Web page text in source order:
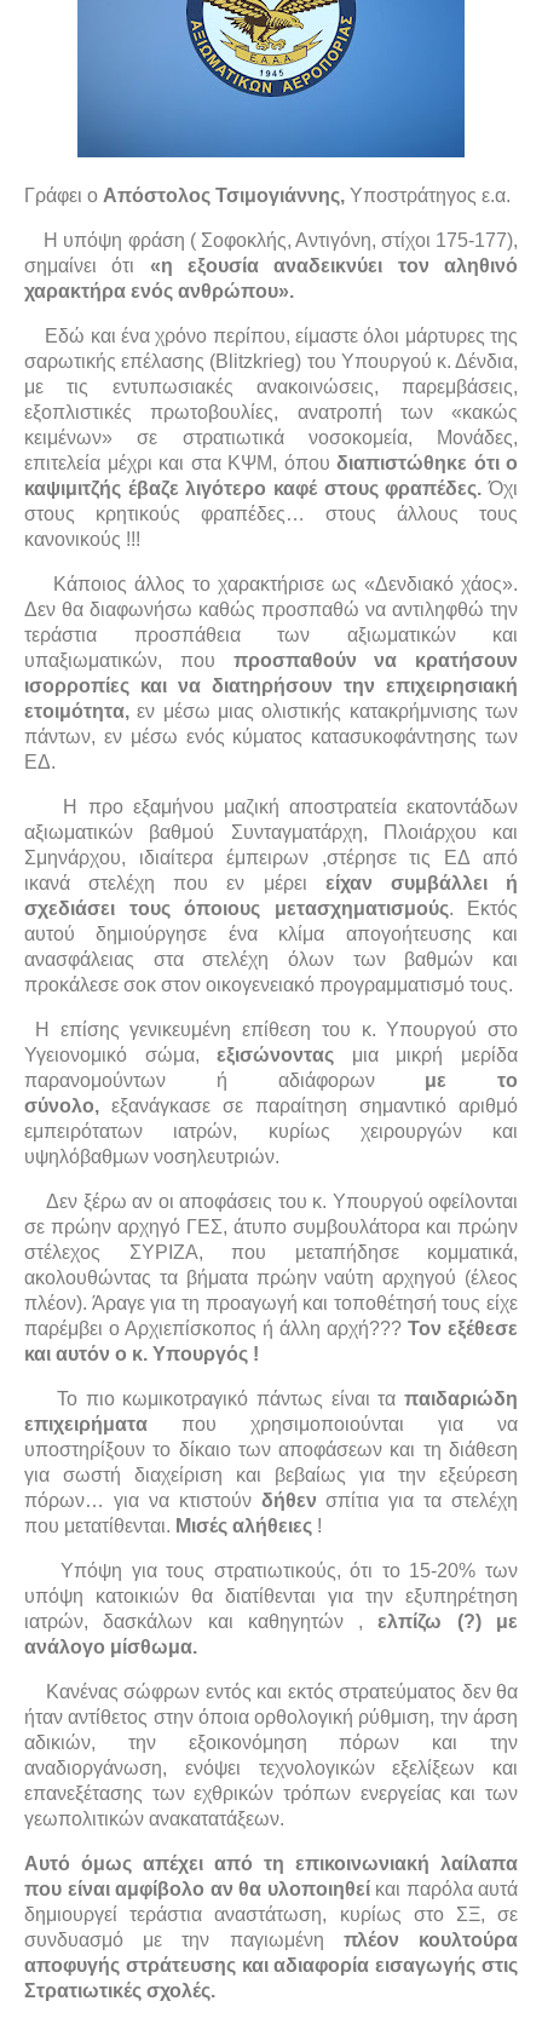
Γράφει ο Απόστολος Τσιμογιάννης, Υποστράτηγος ε.α.
Η υπόψη φράση ( Σοφοκλής, Αντιγόνη, στίχοι 175-177),
σημαίνει ότι «η εξουσία αναδεικνύει τον αληθινό
χαρακτήρα ενός ανθρώπου».
Εδώ και ένα χρόνο περίπου, είμαστε όλοι μάρτυρες της
σαρωτικής επέλασης (Blitzkrieg) του Υπουργού κ. Δένδια,
με τις εντυπωσιακές ανακοινώσεις, παρεμβάσεις,
εξοπλιστικές πρωτοβουλίες, ανατροπή των «κακώς
κειμένων» σε στρατιωτικά νοσοκομεία, Μονάδες,
επιτελεία μέχρι και στα ΚΨΜ, όπου διαπιστώθηκε ότι ο
καψιμιτζής έβαζε λιγότερο καφέ στους φραπέδες. Όχι
στους κρητικούς φραπέδες… στους άλλους τους
κανονικούς !!!
Κάποιος άλλος το χαρακτήρισε ως «Δενδιακό χάος».
Δεν θα διαφωνήσω καθώς προσπαθώ να αντιληφθώ την
τεράστια προσπάθεια των αξιωματικών και
υπαξιωματικών, που προσπαθούν να κρατήσουν
ισορροπίες και να διατηρήσουν την επιχειρησιακή
ετοιμότητα, εν μέσω μιας ολιστικής κατακρήμνισης των
πάντων, εν μέσω ενός κύματος κατασυκοφάντησης των
ΕΔ.
Η προ εξαμήνου μαζική αποστρατεία εκατοντάδων
αξιωματικών βαθμού Συνταγματάρχη, Πλοιάρχου και
Σμηνάρχου, ιδιαίτερα έμπειρων ,στέρησε τις ΕΔ από
ικανά στελέχη που εν μέρει είχαν συμβάλλει ή
σχεδιάσει τους όποιους μετασχηματισμούς. Εκτός
αυτού δημιούργησε ένα κλίμα απογοήτευσης και
ανασφάλειας στα στελέχη όλων των βαθμών και
προκάλεσε σοκ στον οικογενειακό προγραμματισμό τους.
Η επίσης γενικευμένη επίθεση του κ. Υπουργού στο
Υγειονομικό σώμα,εξισώνοντας μια μικρή μερίδα
παρανομούντων ή αδιάφορων με το
σύνολο, εξανάγκασε σε παραίτηση σημαντικό αριθμό
εμπειρότατων ιατρών, κυρίως χειρουργών και
υψηλόβαθμων νοσηλευτριών.
Δεν ξέρω αν οι αποφάσεις του κ. Υπουργού οφείλονται
σε πρώην αρχηγό ΓΕΣ, άτυπο συμβουλάτορα και πρώην
στέλεχος ΣΥΡΙΖΑ, που μεταπήδησε κομματικά,
ακολουθώντας τα βήματα πρώην ναύτη αρχηγού (έλεος
πλέον). Άραγε για τη προαγωγή και τοποθέτησή τους είχε
παρέμβει ο Αρχιεπίσκοπος ή άλλη αρχή??? Τον εξέθεσε
και αυτόν ο κ. Υπουργός !
Το πιο κωμικοτραγικό πάντως είναι ταπαιδαριώδη
επιχειρήματα που χρησιμοποιούνται για να
υποστηρίξουν το δίκαιο των αποφάσεων και τη διάθεση
για σωστή διαχείριση και βεβαίως για την εξεύρεση
πόρων… για να κτιστούν δήθεν σπίτια για τα στελέχη
που μετατίθενται. Μισές αλήθειες !
Υπόψη για τους στρατιωτικούς, ότι το 15-20% των
υπόψη κατοικιών θα διατίθενται για την εξυπηρέτηση
ιατρών, δασκάλων και καθηγητών ,ελπίζω (?) με
ανάλογο μίσθωμα.
Κανένας σώφρων εντός και εκτός στρατεύματος δεν θα
ήταν αντίθετος στην όποια ορθολογική ρύθμιση, την άρση
αδικιών, την εξοικονόμηση πόρων και την
αναδιοργάνωση, ενόψει τεχνολογικών εξελίξεων και
επανεξέτασης των εχθρικών τρόπων ενεργείας και των
γεωπολιτικών ανακατατάξεων.
Αυτό όμως απέχει από τη επικοινωνιακή λαίλαπα
που είναι αμφίβολο αν θα υλοποιηθείκαι παρόλα αυτά
δημιουργεί τεράστια αναστάτωση, κυρίως στο ΣΞ, σε
συνδυασμό με την παγιωμένη πλέον κουλτούρα
αποφυγής στράτευσης και αδιαφορία εισαγωγής στις
Στρατιωτικές σχολές.